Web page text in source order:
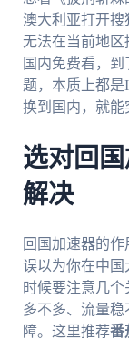
澳大利亚打开
无法在当前地区
国内免费看，
题，本质上都
换到国内，就能
选对回
解决
回国加速器的
误以为你在中国
时候要注意几
多不多、流量
障。这里推荐番